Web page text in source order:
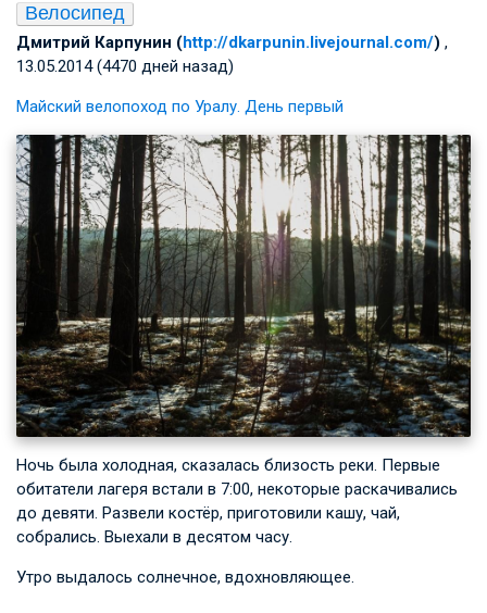
Велосипед
Дмитрий Карпунин (http://dkarpunin.livejournal.com/) ,
13.05.2014 (4470 дней назад)
Майский велопоход по Уралу. День первый
Ночь была холодная, сказалась близость реки. Первые
обитатели лагеря встали в 7:00, некоторые раскачивались
до девяти. Развели костёр, приготовили кашу, чай,
собрались. Выехали в десятом часу.
Утро выдалось солнечное, вдохновляющее.